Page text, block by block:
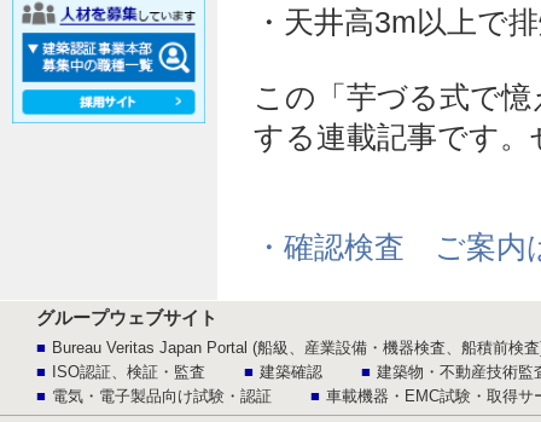
・天井高3m以上で
この「芋づる式で
する連載記事です
・確認検査 ご案内
グループウェブサイト
Bureau Veritas Japan Portal (船級、産業設備・機器検査、船積前検
ISO認証、検証・監査
建築確認
建築物・不動産技術監
電気・電子製品向け試験・認証
車載機器・EMC試験・取得サ